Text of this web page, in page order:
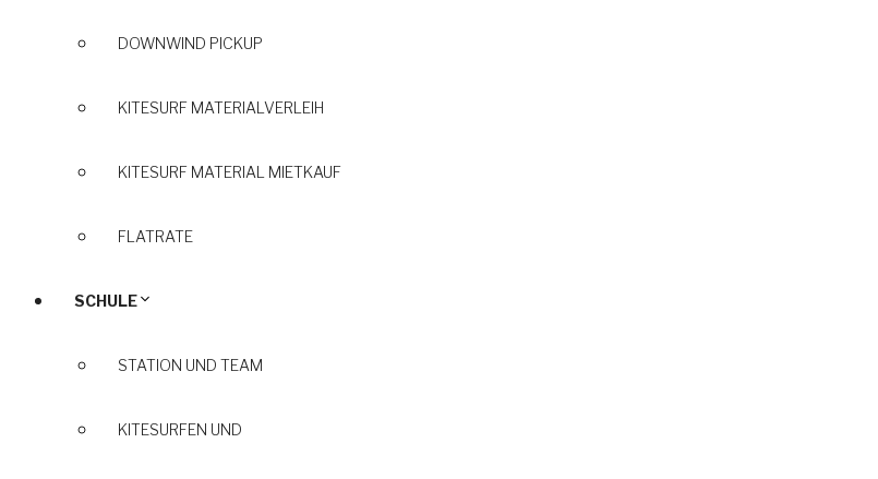
DOWNWIND PICKUP
KITESURF MATERIALVERLEIH
KITESURF MATERIAL MIETKAUF
FLATRATE
SCHULE
STATION UND TEAM
KITESURFEN UND